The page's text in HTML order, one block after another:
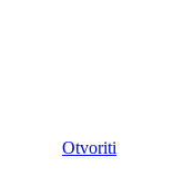
Otvoriti